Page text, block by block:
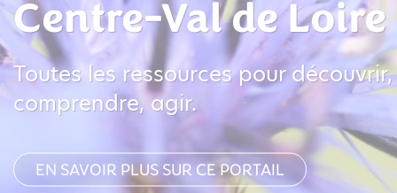
Centre-Val de Loire
Toutes les ressources pour découvrir,
comprendre, agir.
EN SAVOIR PLUS SUR CE PORTAIL